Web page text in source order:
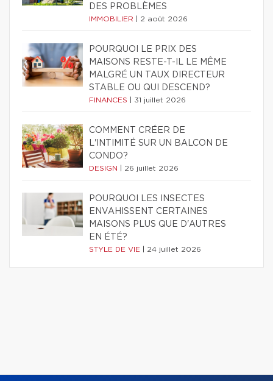
DES PROBLÈMES
IMMOBILIER 2 août 2026
POURQUOI LE PRIX DES
MAISONS RESTE-T-IL LE MÊME
MALGRÉ UN TAUX DIRECTEUR
STABLE OU QUI DESCEND?
FINANCES 31 juillet 2026
COMMENT CRÉER DE
L'INTIMITÉ SUR UN BALCON DE
CONDO?
DESIGN 26 juillet 2026
POURQUOI LES INSECTES
ENVAHISSENT CERTAINES
MAISONS PLUS QUE D'AUTRES
EN ÉTÉ?
STYLE DE VIE 24 juillet 2026